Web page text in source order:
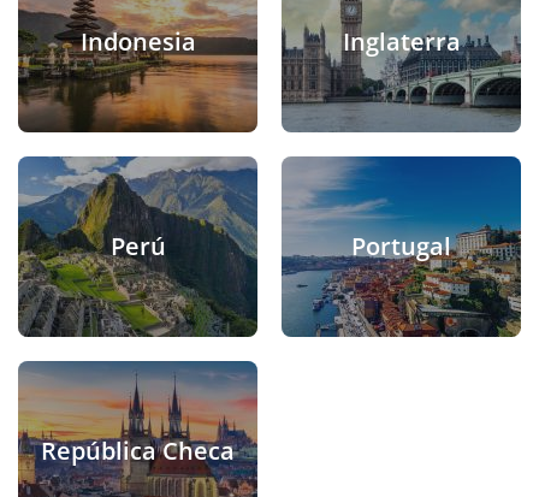
Indonesia Inglaterra
Perú Portugal
República Checa